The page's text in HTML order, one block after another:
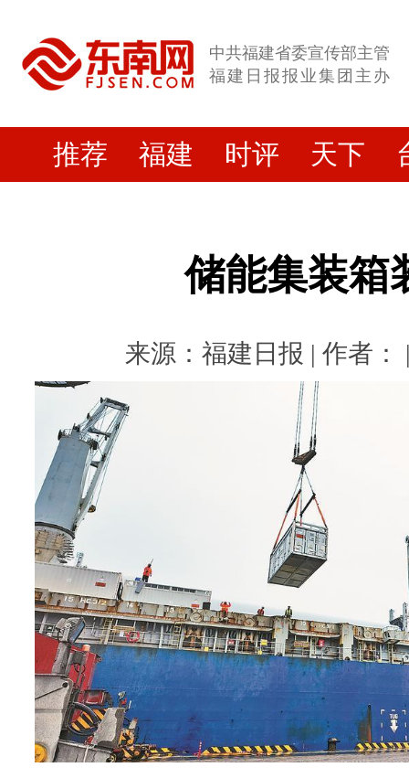
中共福建省委宣传部主管
福建日报报业集团主办
推荐 福建 时评 天下
储能集装箱
来源：福建日报 | 作者：